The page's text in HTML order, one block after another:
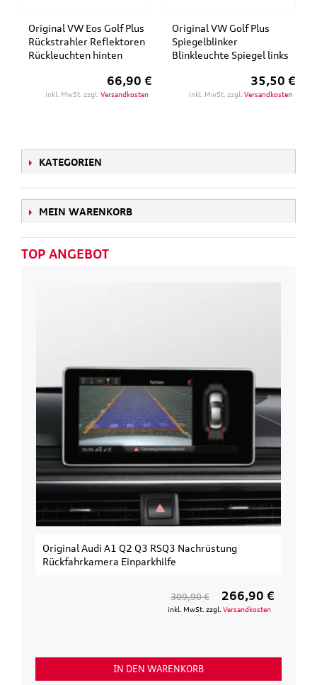
Original VW Eos Golf Plus
Rückstrahler Reflektoren
Rückleuchten hinten
66,90 €
inkl. MwSt. zzgl.Versandkosten
Original VW Golf Plus
Spiegelblinker
Blinkleuchte Spiegel links
35,50 €
inkl. MwSt. zzgl. Versandkosten
KATEGORIEN
MEIN WARENKORB
TOP ANGEBOT
A1 Q2 Q3 RSQ3 Nachrüstung
Einparkhilfe
266,90 €
Versandkosten
IN DEN WARENKORB
Original Audi